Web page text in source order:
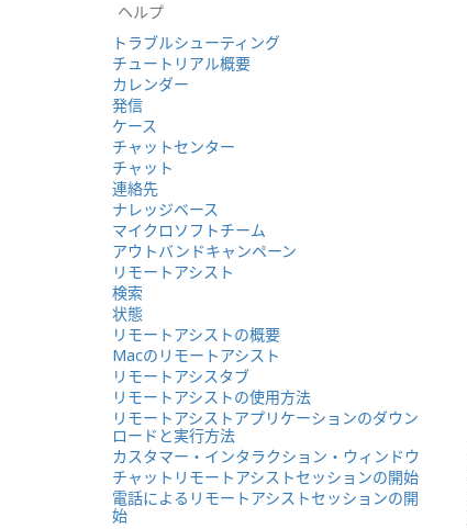
ヘルプ
トラブルシューティング
チュートリアル概要
カレンダー
発信
ケース
チャットセンター
チャット
連絡先
ナレッジベース
マイクロソフトチーム
アウトバンドキャンペーン
リモートアシスト
検索
状態
リモートアシストの概要
Macのリモートアシスト
リモートアシスタブ
リモートアシストの使用方法
リモートアシストアプリケーションのダウン
ロードと実行方法
カスタマー・インタラクション・ウィンドウ
チャットリモートアシストセッションの開始
電話によるリモートアシストセッションの開
始